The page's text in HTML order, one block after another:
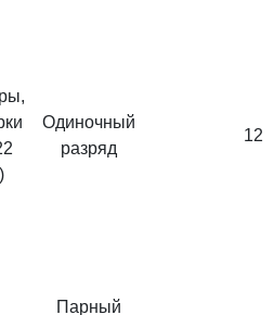
Одиночный
разряд
12
Парный